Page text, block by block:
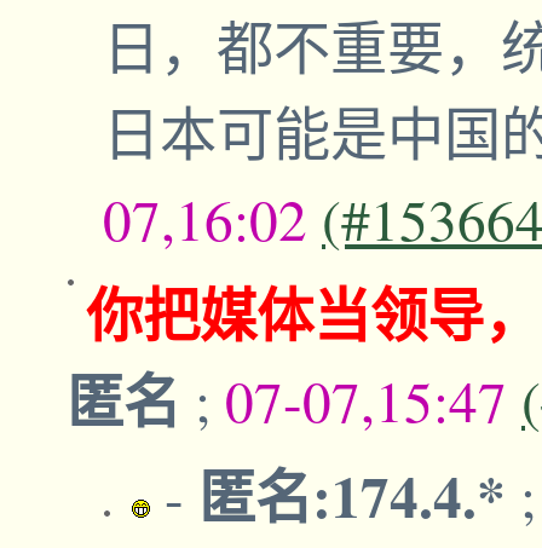
日，都不重要，
日本可能是中国
07,16:02
你把媒体当领导
匿名 ; 07-07,15:47
- 匿名:174.4.*